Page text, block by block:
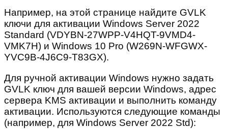
Например, на этой странице найдите GVLK
ключи для активации Windows Server 2022
Standard (VDYBN-27WPP-V4HQT-9VMD4-
VMK7H) и Windows 10 Pro (W269N-WFGWX-
YVC9B-4J6C9-T83GX).
Для ручной активации Windows нужно задать
GVLK ключ для вашей версии Windows, адрес
сервера KMS активации и выполнить команду
активации. Используются следующие команды
(например, для Windows Server 2022 Std):